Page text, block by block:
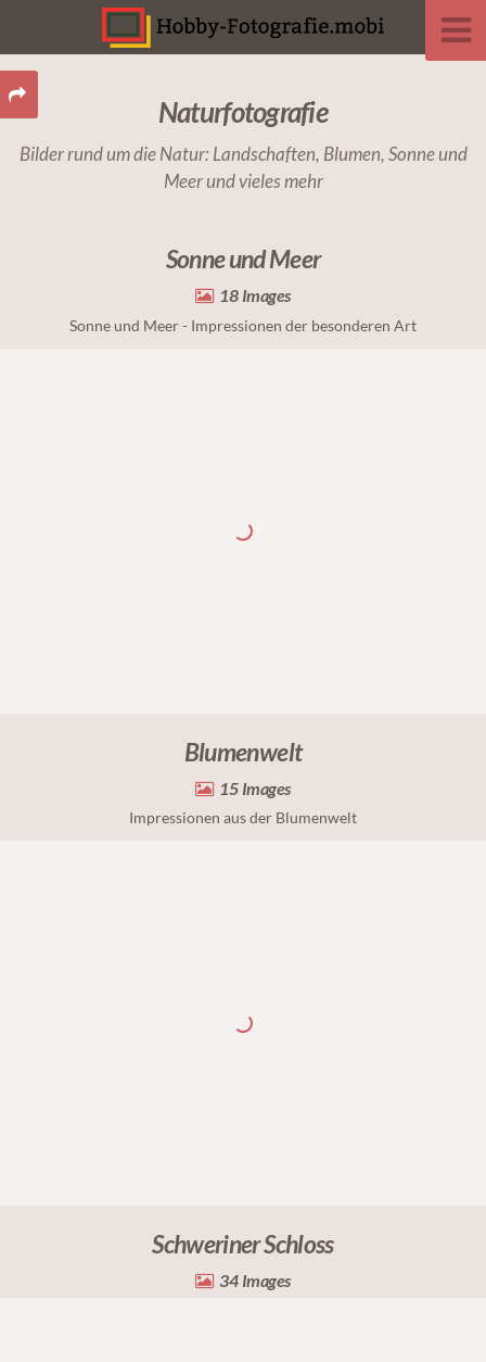
Naturfotografie
Bilder rund um die Natur: Landschaften, Blumen, Sonne und
Meer und vieles mehr
Sonne und Meer
18
Sonne und Meer - Impressionen der besonderen Art
Blumenwelt
15
Impressionen aus der Blumenwelt
Schweriner Schloss
34